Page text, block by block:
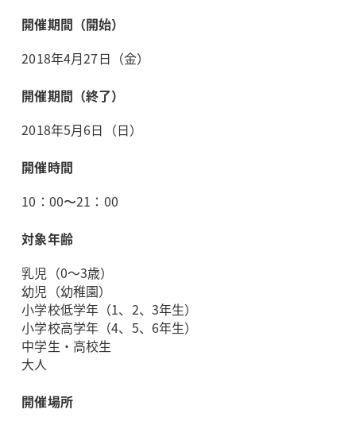
開催期間（開始）
2018年4月27日（金）
開催期間（終了）
2018年5月6日（日）
開催時間
10：00〜21：00
対象年齢
乳児（0～3歳）
幼児（幼稚園）
小学校低学年（1、2、3年生）
小学校高学年（4、5、6年生）
中学生・高校生
大人
開催場所